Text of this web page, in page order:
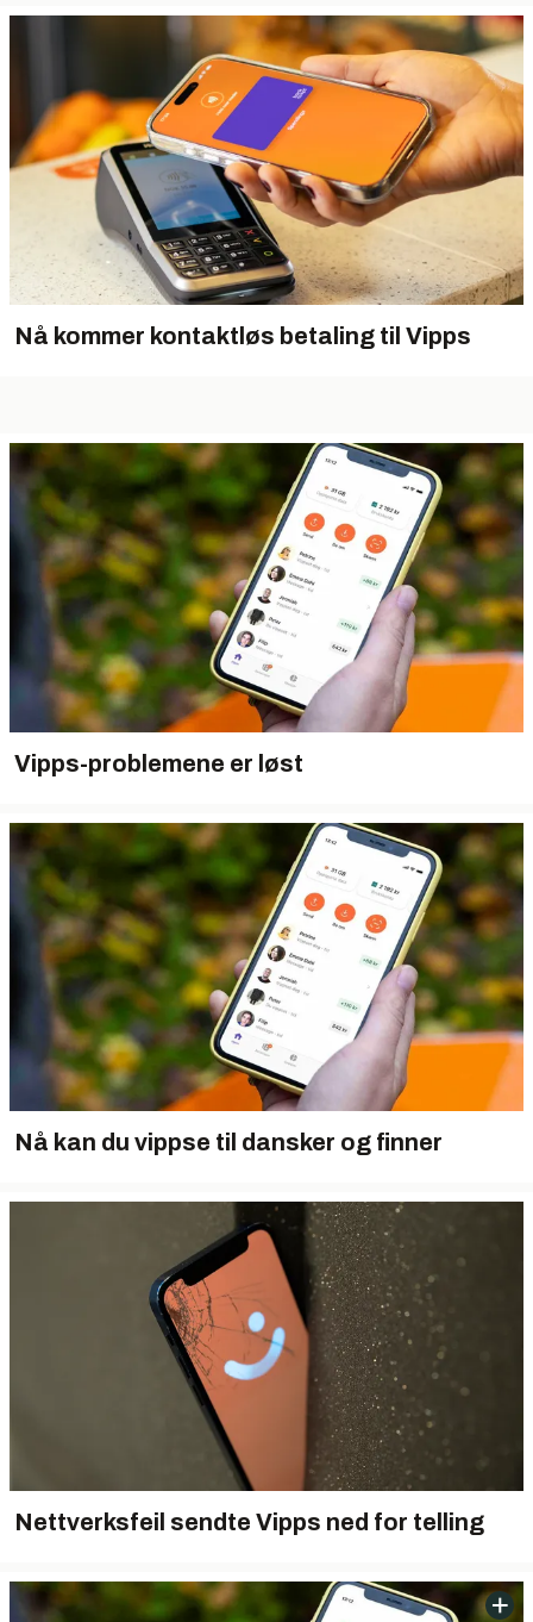
Nå kommer kontaktløs betaling til Vipps
Vipps-problemene er løst
Nå kan du vippse til dansker og finner
Nettverksfeil sendte Vipps ned for telling